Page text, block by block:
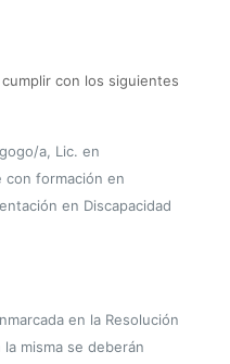
con los siguientes
a, Lic. en
con formación en
en Discapacidad
en la Resolución
misma se deberán